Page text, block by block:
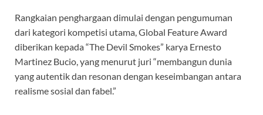
Rangkaian penghargaan dimulai dengan pengumuman
dari kategori kompetisi utama, Global Feature Award
diberikan kepada “The Devil Smokes” karya Ernesto
Martinez Bucio, yang menurut juri “membangun dunia
yang autentik dan resonan dengan keseimbangan antara
realisme sosial dan fabel.”